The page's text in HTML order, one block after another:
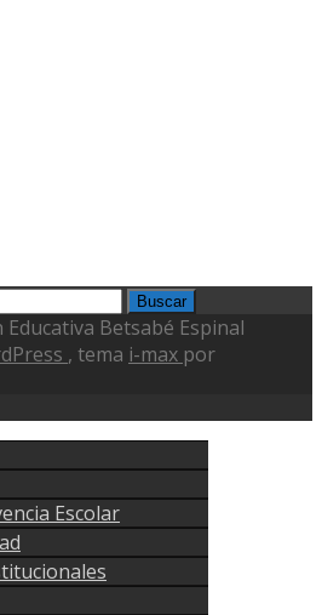
Betsabé Espinal
, tema i-max por
Escolar